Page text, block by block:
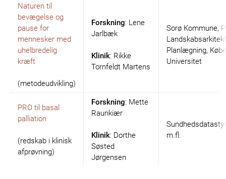
Naturen til
bevægelse og
pause for
mennesker med
uhelbredelig
kræft
(metodeudvikling)
Forskning: Lene
Jarlbæk
Klinik: Rikke
Tornfeldt Martens
Sorø Kommune,
Planlægning,
Universitet
PRO til basal
palliation
(redskab i klinisk
afprøvning)
Forskning: Mette
Raunkiær
Klinik: Dorthe
Søsted
Jørgensen
m.fl.